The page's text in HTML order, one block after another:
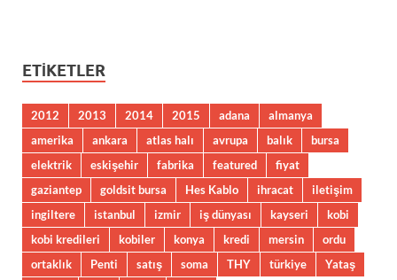
ETIKETLER
2012 2013 2014 2015 adana
almanya
amerika
ankara atlas halı avrupa balık
bursa
elektrik
eskişehir fabrika featured
fiyat
gaziantep
goldsit bursa Hes Kablo ihracat
iletişim
ingiltere
istanbul izmir iş dünyası kayseri
kobi
kobi kredileri
kobiler konya kredi mersin
ordu
ortaklık
Penti satış soma THY türkiye Yataş